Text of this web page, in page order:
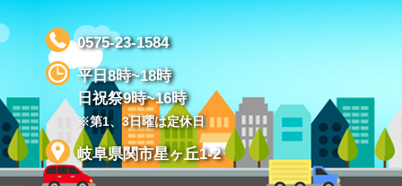
0575-23-1584
平日8時~18時
日祝祭9時~16時
※第1、3日曜は定休日
岐阜県関市星ヶ丘1-2